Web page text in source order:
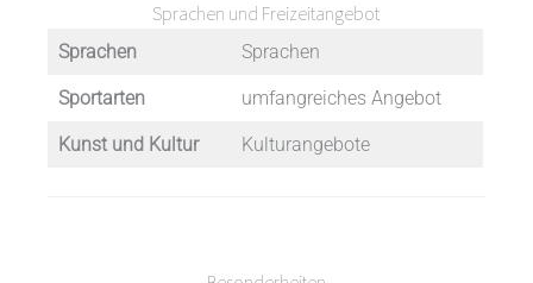
Sprachen und Freizeitangebot
Sprachen Sprachen
Sportarten umfangreiches Angebot
Kunst und Kultur Kulturangebote